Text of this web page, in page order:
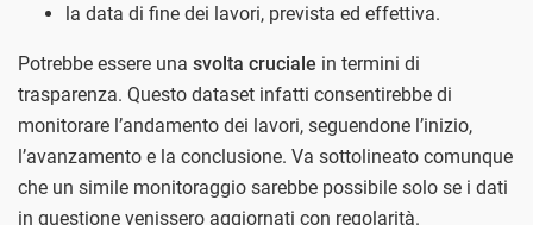
la data di fine dei lavori, prevista ed effettiva.
Potrebbe essere una svolta cruciale in termini di
trasparenza. Questo dataset infatti consentirebbe di
monitorare l’andamento dei lavori, seguendone l’inizio,
l’avanzamento e la conclusione. Va sottolineato comunque
che un simile monitoraggio sarebbe possibile solo se i dati
in questione venissero aggiornati con regolarità.